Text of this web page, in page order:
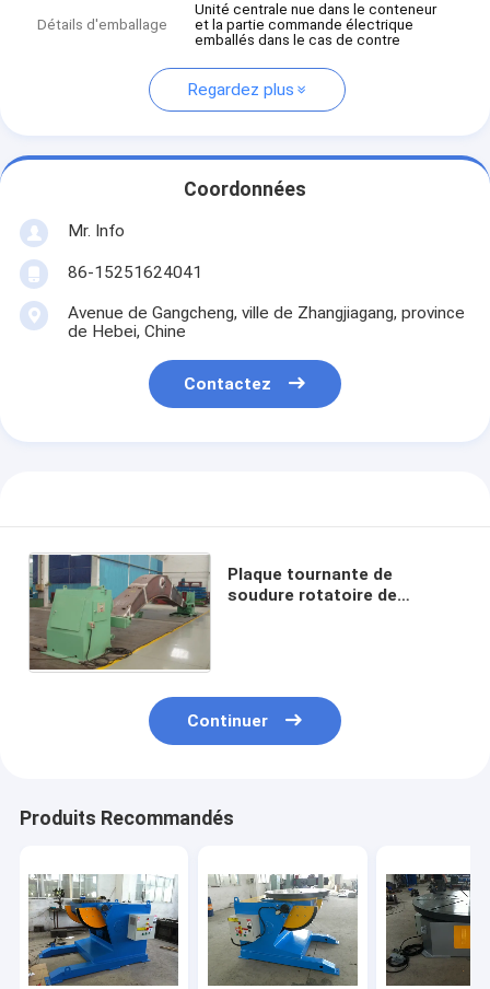
Détails d'emballage
Unité centrale nue dans le conteneur
et la partie commande électrique
emballés dans le cas de contre
Regardez plus
Coordonnées
Mr. Info
86-15251624041
Avenue de Gangcheng, ville de Zhangjiagang, province
de Hebei, Chine
Contactez
Plaque tournante de
soudure rotatoire de
Continuer
Produits Recommandés